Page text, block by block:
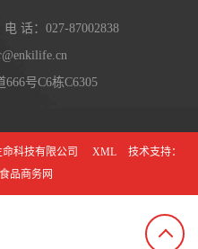
电 话：027-87002838
号C6栋C6305
科技有限公司 XML
技术支持：
食品商务网